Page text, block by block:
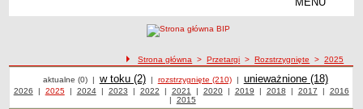
Szkoły podstawowe
ścieżka nawigacji
Strona główna >Przetargi >Rozstrzygnięte >2025
Przetargi
aktualne (0)| Przetargi
w toku (2)| rozstrzygnięte (210)| Przetargi
unieważnione (18)
Przetargi z roku
2026 | Przetargi z roku
2025| Przetargi z roku
2024| Przetargi z roku
2023 | Przetargi z roku
2022 | Przetargi z roku
2021 | Przetargi z roku
2020| Przetargi z roku
2019 | Przetargi z roku
2018 | Przetargi z roku
2017 | Przetargi
2016
| Przetargi z roku
2015